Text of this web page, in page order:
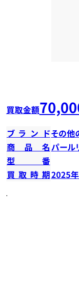
買取金額
ブランドその他
商品名 パール
型番
買取時期2025